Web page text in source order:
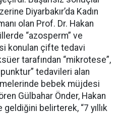
Diyarbakır’da Kadın
olan Prof. Dr. Hakan
“azosperm” ve
konulan çifte tedavi
tarafından “mikrotese”,
tedavileri alan
bebek müjdesi
Gülbahar Önder, Hakan
belirterek, “7 yıllık